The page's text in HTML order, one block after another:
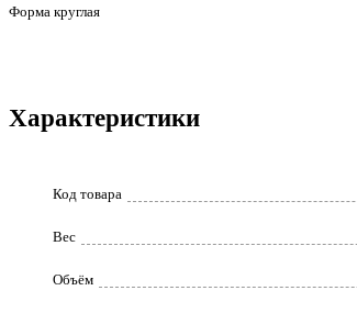
Форма круглая
Характеристики
Код товара
Вес
Объём